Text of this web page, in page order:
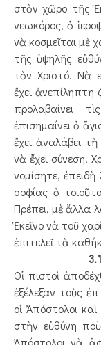
στὸν χῶρο τῆς
νεωκόρος, ὁ
νὰ κοσμεῖται μὲ
τῆς ὑψηλῆς
τὸν Χριστό. Νὰ
ἔχει ἀνεπίληπτη
προλαβαίνει
ἐπισημαίνει ὁ
ἔχει ἀναλάβει
νὰ ἔχει σύνεση.
νομίσητε, ἐπειδὴ
σοφίας ὁ
Πρέπει, μὲ ἄλλα
Ἐκεῖνο νὰ τοῦ
ἐπιτελεῖ τὰ
3.
Οἱ πιστοὶ
ἐξέλεξαν τοὺς
οἱ Ἀπόστολοι
στὴν εὐθύνη
Ἀπόστολοι νὰ